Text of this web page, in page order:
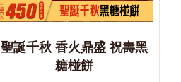
聖誕千秋 香火鼎盛 祝壽黑
糖椪餅